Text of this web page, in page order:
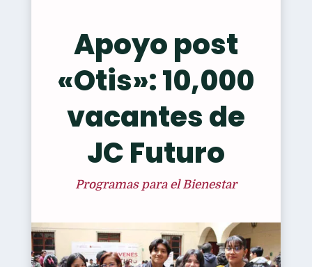
Apoyo post
«Otis»: 10,000
vacantes de
JC Futuro
Programas para el Bienestar